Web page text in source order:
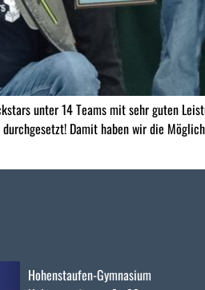
unter 14 Teams mit sehr guten
Damit haben wir die
Hohenstaufen-Gymnasium